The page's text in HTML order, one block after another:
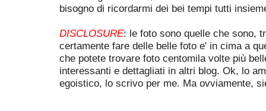
bisogno di ricordarmi dei bei tempi tutti
DISCLOSURE: le foto sono quelle che sono,
certamente fare delle belle foto e' in cima a
che potete trovare foto centomila volte più
interessanti e dettagliati in altri blog. Ok, lo
egoistico, lo scrivo per me. Ma ovviamente,